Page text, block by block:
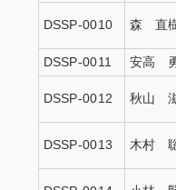
DSSP-0010 森 直
DSSP-0011
安高
DSSP-0012 秋山
DSSP-0013 木村